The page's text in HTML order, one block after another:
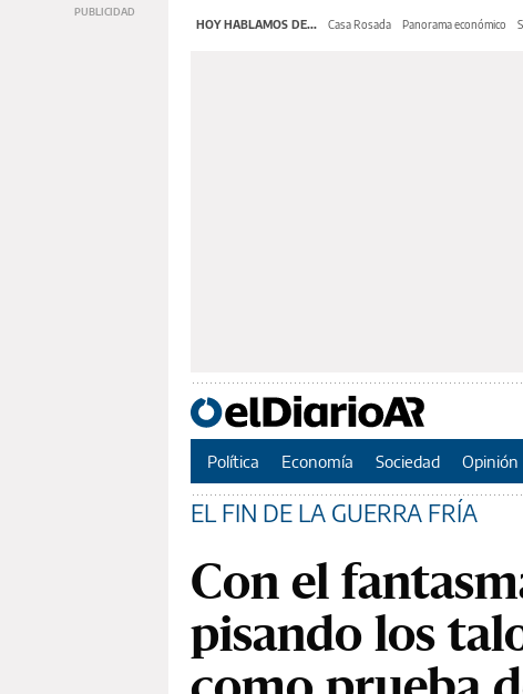
HOY HABLAMOS DE... Casa Rosada Panorama económico
Política Economía Sociedad Opinión
EL FIN DE LA GUERRA FRÍA
Con el
pisando los